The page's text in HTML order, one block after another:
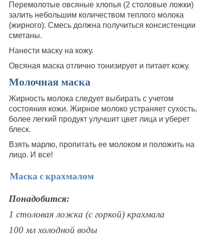
Перемолотые овсяные хлопья (2 столовые ложки)
залить небольшим количеством теплого молока
(жирного). Смесь должна получиться консистенции
сметаны.
Нанести маску на кожу.
Овсяная маска отлично тонизирует и питает кожу.
Молочная маска
Жирность молока следует выбирать с учетом
состояния кожи. Жирное молоко устраняет сухость,
более легкий продукт улучшит цвет лица и уберет
блеск.
Взять марлю, пропитать ее молоком и положить на
лицо. И все!
Маска с крахмалом
Понадобится:
1 столовая ложка (с горкой) крахмала
100 мл холодной воды